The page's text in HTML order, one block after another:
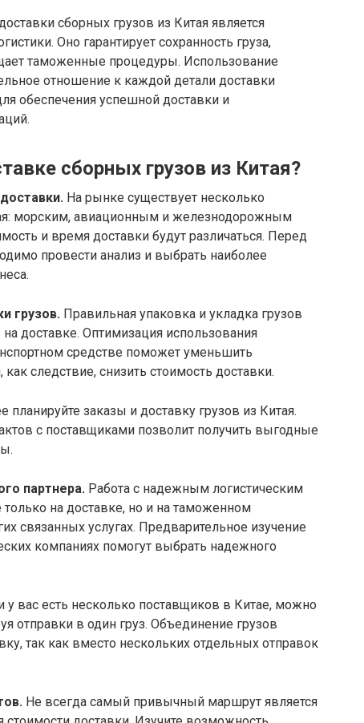
сборных грузов из Китая является
Оно гарантирует сохранность груза,
таможенные процедуры. Использование
отношение к каждой детали доставки
обеспечения успешной доставки и
сборных грузов из Китая?
На рынке существует несколько
морским, авиационным и железнодорожным
и время доставки будут различаться. Перед
провести анализ и выбрать наиболее
грузов. Правильная упаковка и укладка грузов
доставке. Оптимизация использования
средстве поможет уменьшить
следствие, снизить стоимость доставки.
планируйте заказы и доставку грузов из Китая.
с поставщиками позволит получить выгодные
партнера. Работа с надежным логистическим
на доставке, но и на таможенном
связанных услугах. Предварительное изучение
компаниях помогут выбрать надежного
у вас есть несколько поставщиков в Китае, можно
отправки в один груз. Объединение грузов
так как вместо нескольких отдельных отправок
Не всегда самый привычный маршрут является